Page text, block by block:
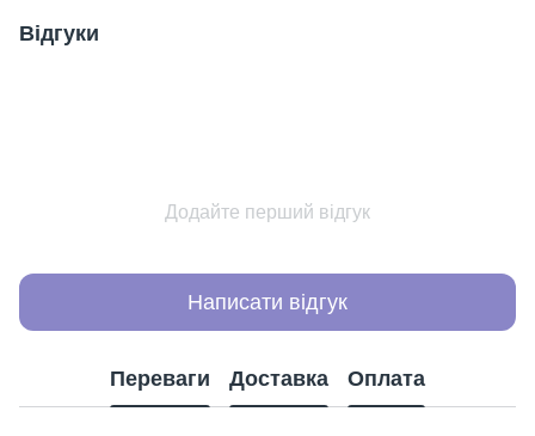
Відгуки
Додайте перший відгук
Написати відгук
Переваги Доставка Оплата